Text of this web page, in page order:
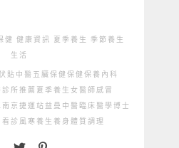
健 健康資訊 夏季養生
季節養生
生活
貼 中醫 五臟保健保健保養 內科
所推薦 夏季養生 女醫師 感冒
南京捷運站 益曼中醫 臨床醫學博士
看診 風寒 養生 養身 體質調理